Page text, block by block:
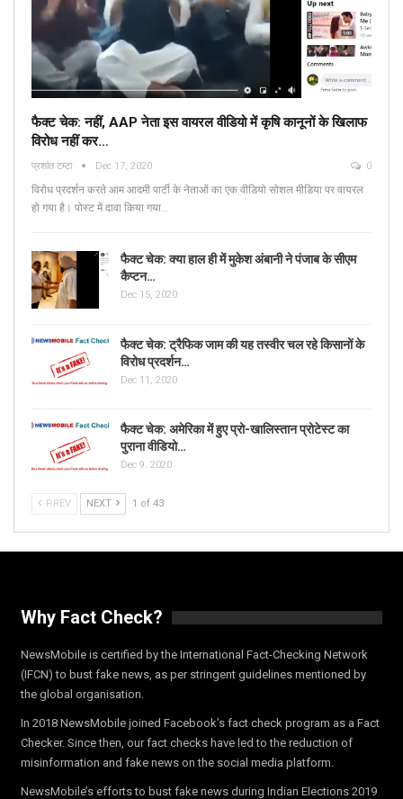
फैक्ट चेक: नहीं, AAP नेता इस वायरल वीडियो में कृषि कानूनों के खिलाफ
विरोध नहीं कर…
प्रशांत टम्टा Dec 17, 2020 0
विरोध प्रदर्शन करते आम आदमी पार्टी के नेताओं का एक वीडियो सोशल मीडिया पर वायरल
हो गया है। पोस्ट में दावा किया गया…
फैक्ट चेक: क्या हाल ही में मुकेश अंबानी ने पंजाब के सीएम
कैप्टन…
Dec 15, 2020
फैक्ट चेक: ट्रैफिक जाम की यह तस्वीर चल रहे किसानों के
विरोध प्रदर्शन…
Dec 11, 2020
फैक्ट चेक: अमेरिका में हुए प्रो-खालिस्तान प्रोटेस्ट का
पुराना वीडियो…
Dec 9, 2020
PREV NEXT 1 of 43
Why Fact Check?
NewsMobile is certified by the International Fact-Checking Network
(IFCN) to bust fake news, as per stringent guidelines mentioned by
the global organisation.
In 2018 NewsMobile joined Facebook’s fact check program as a Fact
Checker. Since then, our fact checks have led to the reduction of
misinformation and fake news on the social media platform.
NewsMobile’s efforts to bust fake news during Indian Elections 2019